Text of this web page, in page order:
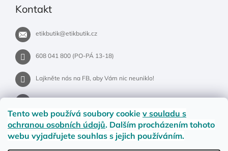
Tento web používá soubory cookie v souladu s
ochranou osobních údajů. Dalším procházením tohoto
webu vyjadřujete souhlas s jejich používáním.
Kontakt
etikbutik@etikbutik.cz
608 041 800 (PO-PÁ 13-18)
Lajkněte nás na FB, aby Vám nic neuniklo!